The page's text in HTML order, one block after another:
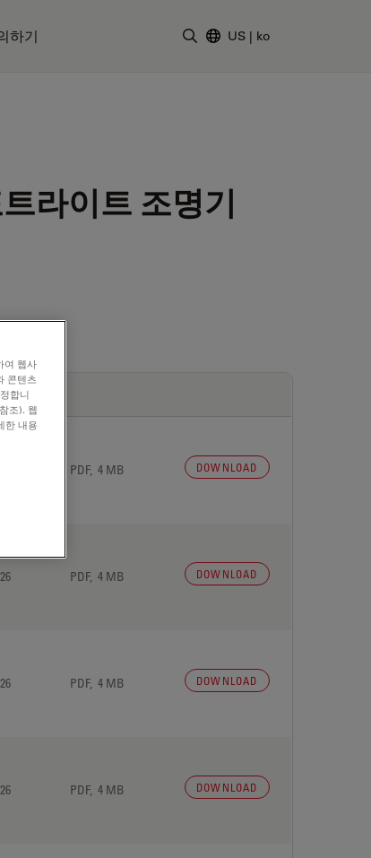
하기 US | ko
라이트 조명기
PDF, 4 MB DOWNLOAD
PDF, 4 MB DOWNLOAD
PDF, 4 MB DOWNLOAD
PDF, 4 MB DOWNLOAD
여 웹사
콘텐츠
합니
조). 웹
한 내용